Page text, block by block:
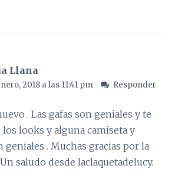
Llana
2018 a las 11:41 pm Responder
. Las gafas son geniales y te
looks y alguna camiseta y
geniales . Muchas gracias por la
saludo desde laclaquetadelucy.